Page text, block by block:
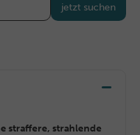
jetzt suchen
straffere, strahlende